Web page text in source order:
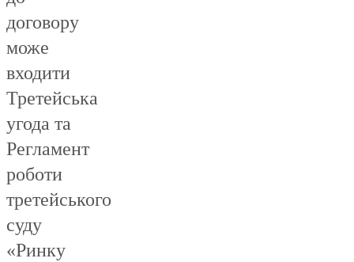
договору
може
входити
Третейська
угода та
Регламент
роботи
третейського
суду
«Ринку